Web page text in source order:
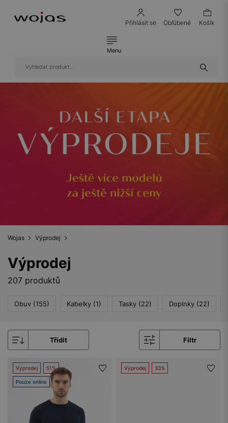
Přihlásit se Obľúbené Košík
Menu
Wojas Výprodej
Výprodej
207 produktů
Obuv (155) Kabelky (1) Tasky (22) Doplnky (22)
Třídit Filtr
Výprodej 51%
Pouze online
Výprodej 33%